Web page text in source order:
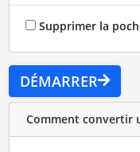
Supprimer la
DÉMARRER
Comment convertir